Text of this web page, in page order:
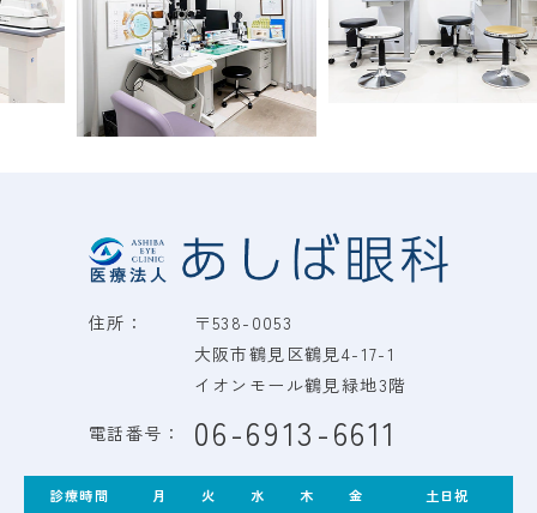
住所：
〒538-0053
大阪市鶴見区鶴見4-17-1
イオンモール鶴見緑地3階
電話番号：
06-6913-6611
診療時間 月 火 水 木 金 土日祝